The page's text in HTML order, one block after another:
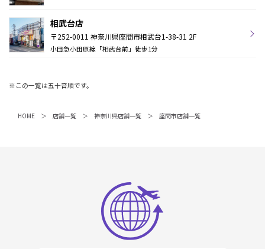
相武台店
〒252-0011 神奈川県座間市相武台1-38-31 2F
小田急小田原線「相武台前」徒歩1分
※この一覧は五十音順です。
HOME 店舗一覧 神奈川県店舗一覧 座間市店舗一覧